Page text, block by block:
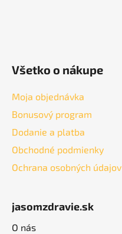
Všetko o nákupe
Moja objednávka
Bonusový program
Dodanie a platba
Obchodné podmienky
Ochrana osobných údajov
jasomzdravie.sk
O nás